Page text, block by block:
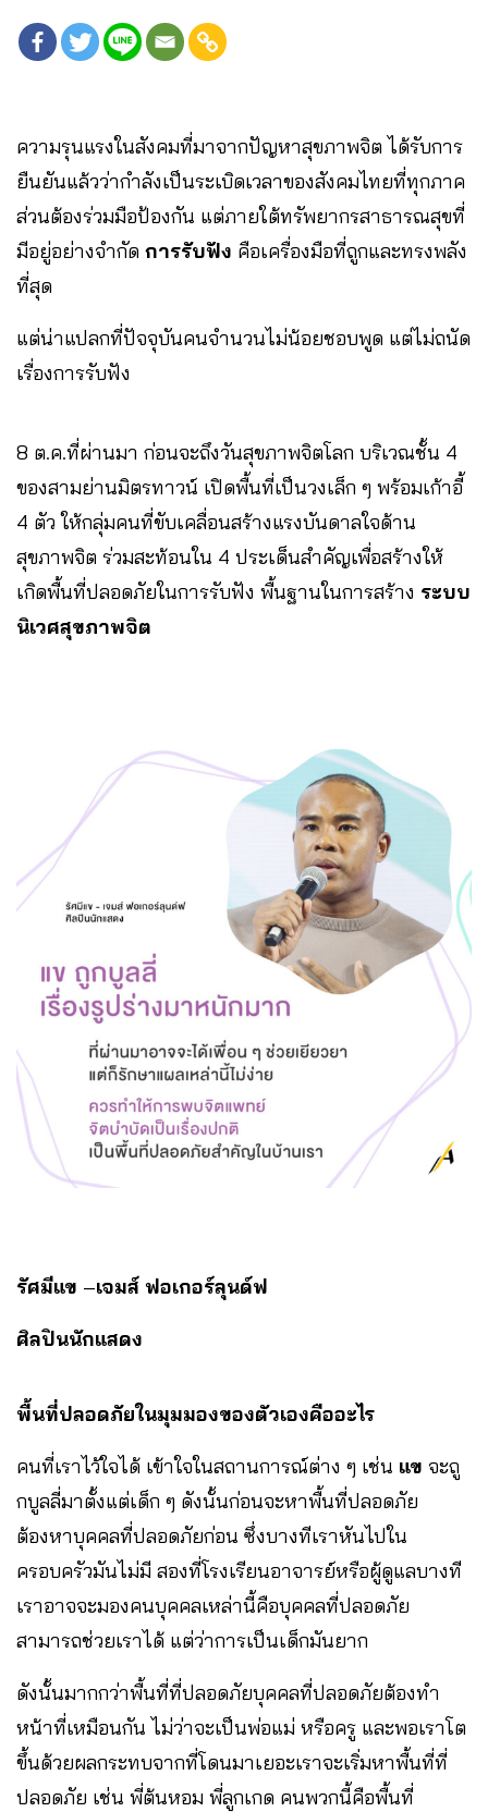
ความรุนแรงในสังคมที่มาจากปัญหาสุขภาพจิต ได้รับการ
ยืนยันแล้วว่ากำลังเป็นระเบิดเวลาของสังคมไทยที่ทุกภาค
ส่วนต้องร่วมมือป้องกัน แต่ภายใต้ทรัพยากรสาธารณสุขที่
มีอยู่อย่างจำกัด การรับฟัง คือเครื่องมือที่ถูกและทรงพลัง
ที่สุด
แต่น่าแปลกที่ปัจจุบันคนจำนวนไม่น้อยชอบพูด แต่ไม่ถนัด
เรื่องการรับฟัง
8 ต.ค.ที่ผ่านมา ก่อนจะถึงวันสุขภาพจิตโลก บริเวณชั้น 4
ของสามย่านมิตรทาวน์ เปิดพื้นที่เป็นวงเล็ก ๆ พร้อมเก้าอี้
4 ตัว ให้กลุ่มคนที่ขับเคลื่อนสร้างแรงบันดาลใจด้าน
สุขภาพจิต ร่วมสะท้อนใน 4 ประเด็นสำคัญเพื่อสร้างให้
เกิดพื้นที่ปลอดภัยในการรับฟัง พื้นฐานในการสร้าง ระบบ
นิเวศสุขภาพจิต
รัศมีแข –เจมส์ ฟอเกอร์ลุนด์ฟ
ศิลปินนักแสดง
พื้นที่ปลอดภัยในมุมมองของตัวเองคืออะไร
คนที่เราไว้ใจได้ เข้าใจในสถานการณ์ต่าง ๆ เช่น แข จะถู
กบูลลี่มาตั้งแต่เด็ก ๆ ดังนั้นก่อนจะหาพื้นที่ปลอดภัย
ต้องหาบุคคลที่ปลอดภัยก่อน ซึ่งบางทีเราหันไปใน
ครอบครัวมันไม่มี สองที่โรงเรียนอาจารย์หรือผู้ดูแลบางที
เราอาจจะมองคนบุคคลเหล่านี้คือบุคคลที่ปลอดภัย
สามารถช่วยเราได้ แต่ว่าการเป็นเด็กมันยาก
ดังนั้นมากกว่าพื้นที่ที่ปลอดภัยบุคคลที่ปลอดภัยต้องทำ
หน้าที่เหมือนกัน ไม่ว่าจะเป็นพ่อแม่ หรือครู และพอเราโต
ขึ้นด้วยผลกระทบจากที่โดนมาเยอะเราจะเริ่มหาพื้นที่ที่
ปลอดภัย เช่น พี่ต้นหอม พี่ลูกเกด คนพวกนี้คือพื้นที่